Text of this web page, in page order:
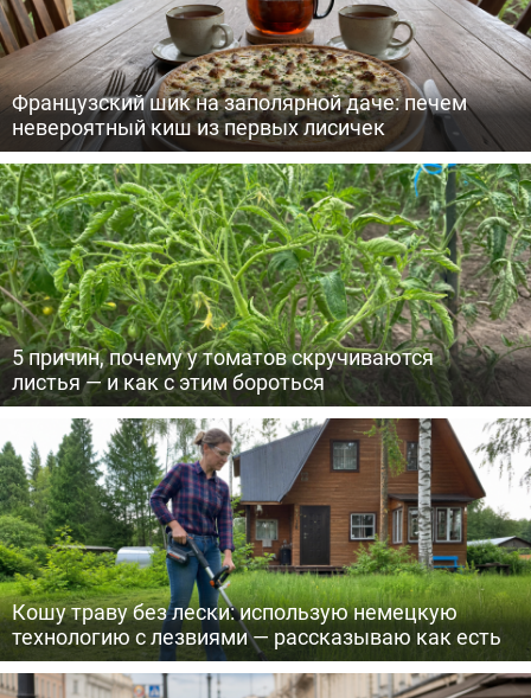
Французский шик на заполярной даче: печем
невероятный киш из первых лисичек
5 причин, почему у томатов скручиваются
листья — и как с этим бороться
Кошу траву без лески: использую немецкую
технологию с лезвиями — рассказываю как есть